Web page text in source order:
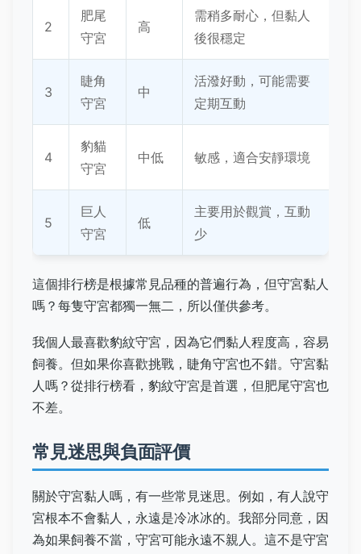
2
肥尾
守宮
高
需稍多耐心，但黏人
後很穩定
3
睫角
守宮
中
活潑好動，可能需要
定期互動
4
豹貓
守宮
中低 敏感，適合安靜環境
5
巨人
守宮
低
主要用於觀賞，互動
少
這個排行榜是根據常見品種的普遍行為，但守宮黏人
嗎？每隻守宮都獨一無二，所以僅供參考。
我個人最喜歡豹紋守宮，因為它們黏人程度高，容易
飼養。但如果你喜歡挑戰，睫角守宮也不錯。守宮黏
人嗎？從排行榜看，豹紋守宮是首選，但肥尾守宮也
不差。
常見迷思與負面評價
關於守宮黏人嗎，有一些常見迷思。例如，有人說守
宮根本不會黏人，永遠是冷冰冰的。我部分同意，因
為如果飼養不當，守宮可能永遠不親人。這不是守宮